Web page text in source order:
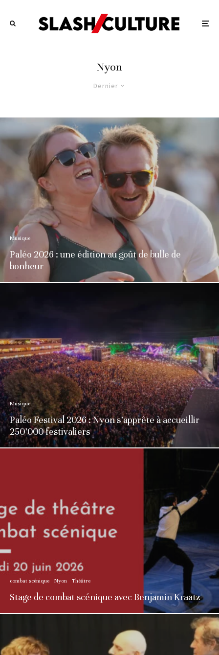
Nyon
Dernier
Musique
Paléo 2026 : une édition au goût de bulle de
bonheur
Musique
Paléo Festival 2026 : Nyon s’apprête à accueillir
250’000 festivaliers
combat scénique Nyon Théâtre
Stage de combat scénique avec Benjamin Kraatz